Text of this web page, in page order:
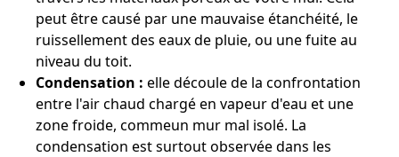
peut être causé par une mauvaise étanchéité, le
ruissellement des eaux de pluie, ou une fuite au
niveau du toit.
Condensation : elle découle de la confrontation
entre l'air chaud chargé en vapeur d'eau et une
zone froide, commeun mur mal isolé. La
condensation est surtout observée dans les